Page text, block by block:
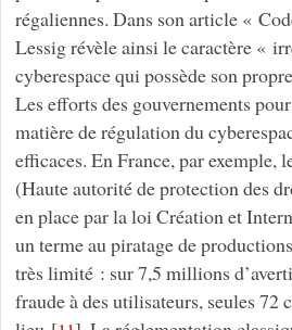
régaliennes. Dans son article «
Lessig révèle ainsi le caractère «
cyberespace qui possède son
Les efforts des gouvernements
matière de régulation du
efficaces. En France, par exemple,
(Haute autorité de protection des
en place par la loi Création et
un terme au piratage de
très limité : sur 7,5 millions
fraude à des utilisateurs, seules 72